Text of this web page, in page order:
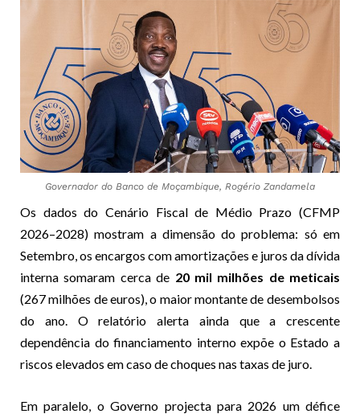
Governador do Banco de Moçambique, Rogério Zandamela
Os dados do Cenário Fiscal de Médio Prazo (CFMP
2026–2028) mostram a dimensão do problema: só em
Setembro, os encargos com amortizações e juros da dívida
interna somaram cerca de 20 mil milhões de meticais
(267 milhões de euros), o maior montante de desembolsos
do ano. O relatório alerta ainda que a crescente
dependência do financiamento interno expõe o Estado a
riscos elevados em caso de choques nas taxas de juro.
Em paralelo, o Governo projecta para 2026 um défice